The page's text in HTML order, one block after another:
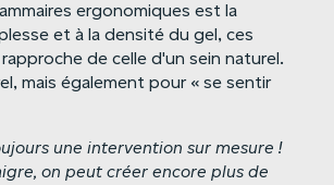
ergonomiques est la
et à la densité du gel, ces
de celle d'un sein naturel.
mais également pour « se sentir
une intervention sur mesure !
on peut créer encore plus de